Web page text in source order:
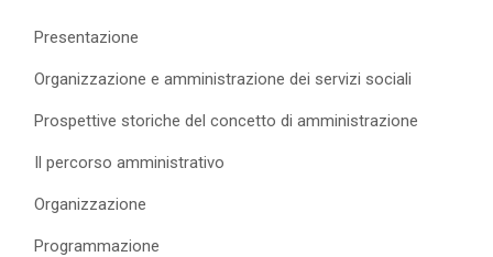
Presentazione
Organizzazione e amministrazione dei servizi sociali
Prospettive storiche del concetto di amministrazione
Il percorso amministrativo
Organizzazione
Programmazione